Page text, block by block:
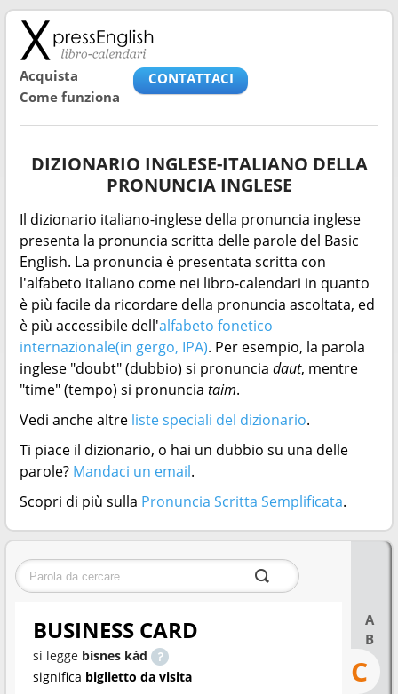
Acquista
Come funziona
CONTATTACI
DIZIONARIO INGLESE-ITALIANO DELLA
PRONUNCIA INGLESE
Il dizionario italiano-inglese della pronuncia inglese
presenta la pronuncia scritta delle parole del Basic
English. La pronuncia è presentata scritta con
l'alfabeto italiano come nei libro-calendari in quanto
è più facile da ricordare della pronuncia ascoltata, ed
è più accessibile dell'alfabeto fonetico
internazionale(in gergo, IPA). Per esempio, la parola
inglese "doubt" (dubbio) si pronuncia daut, mentre
"time" (tempo) si pronuncia taim.
Vedi anche altre liste speciali del dizionario.
Ti piace il dizionario, o hai un dubbio su una delle
parole? Mandaci un email.
Scopri di più sulla Pronuncia Scritta Semplificata.
A
B
C
BUSINESS CARD
si legge bisnes kàd
significa biglietto da visita